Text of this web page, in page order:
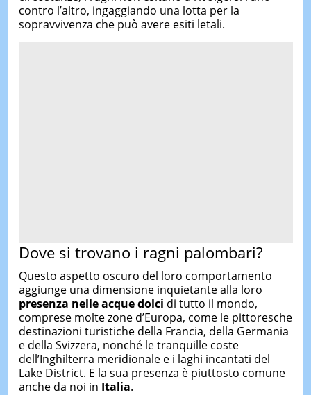
contro l’altro, ingaggiando una lotta per la
sopravvivenza che può avere esiti letali.
Dove si trovano i ragni palombari?
Questo aspetto oscuro del loro comportamento
aggiunge una dimensione inquietante alla loro
presenza nelle acque dolci di tutto il mondo,
comprese molte zone d’Europa, come le pittoresche
destinazioni turistiche della Francia, della Germania
e della Svizzera, nonché le tranquille coste
dell’Inghilterra meridionale e i laghi incantati del
Lake District. E la sua presenza è piuttosto comune
anche da noi in Italia.